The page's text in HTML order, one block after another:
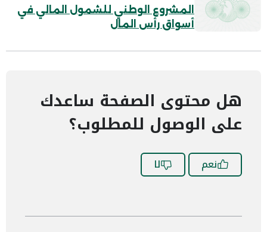
المشروع الوطني للشمول المالي في
أسواق رأس المال
هل محتوى الصفحة ساعدك
على الوصول للمطلوب؟
نعم لا